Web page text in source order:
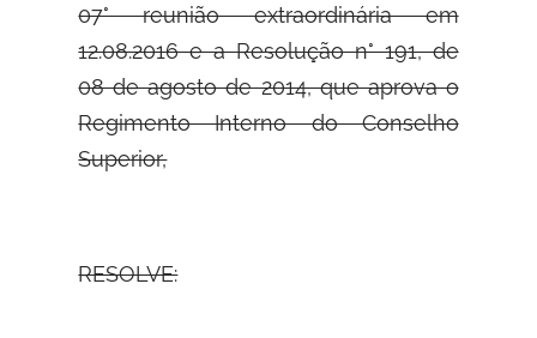
07° reunião extraordinária em
12.08.2016 e a Resolução n° 191, de
08 de agosto de 2014, que aprova o
Regimento Interno do Conselho
Superior,
RESOLVE: